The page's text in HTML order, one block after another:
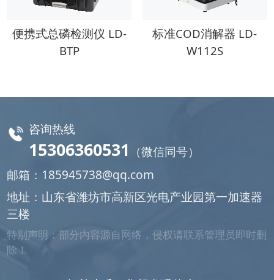
便携式总磷检测仪 LD-
BTP
标准COD消解器 LD-
W112S
咨询热线
15306360531
（微信同号）
邮箱： 185945738@qq.com
地址：山东省潍坊市高新区光电产业园第一加速器
三楼
特别声明：部分内容源自网络，侵权请联系管理员即时删
除！